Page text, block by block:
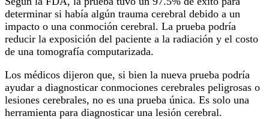
determinar si había algún trauma cerebral debido a un
impacto o una conmoción cerebral. La prueba podría
reducir la exposición del paciente a la radiación y el costo
de una tomografía computarizada.
Los médicos dijeron que, si bien la nueva prueba podría
ayudar a diagnosticar conmociones cerebrales peligrosas o
lesiones cerebrales, no es una prueba única. Es solo una
herramienta para diagnosticar una lesión cerebral.